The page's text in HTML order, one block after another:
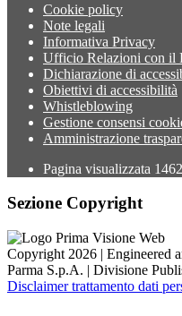
Cookie policy
Note legali
Informativa Privacy
Ufficio Relazioni con il
Dichiarazione di
Obiettivi di accessibilità
Whistleblowing
Gestione consensi
Amministrazione
Pagina visualizzata 1462
Sezione Copyright
Copyright 2026 | Engineered
Parma S.p.A. | Divisione
Disclaimer trattamento dati